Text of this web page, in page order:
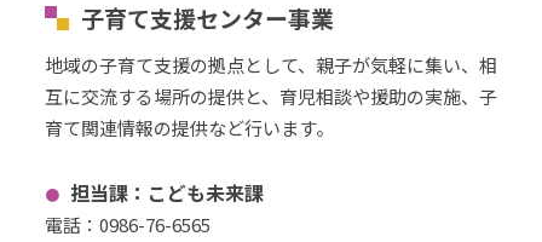
子育て支援センター事業
地域の子育て支援の拠点として、親子が気軽に集い、相
互に交流する場所の提供と、育児相談や援助の実施、子
育て関連情報の提供など行います。
担当課：こども未来課
電話： 0986-76-6565